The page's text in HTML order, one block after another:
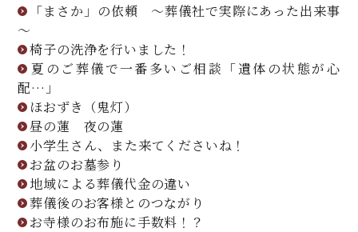
「まさか」の依頼 ～葬儀社で実際にあった出来事
～
椅子の洗浄を行いました！
夏のご葬儀で一番多いご相談「遺体の状態が心
配…」
ほおずき（鬼灯）
昼の蓮 夜の蓮
小学生さん、また来てくださいね！
お盆のお墓参り
地域による葬儀代金の違い
葬儀後のお客様とのつながり
お寺様のお布施に手数料！？